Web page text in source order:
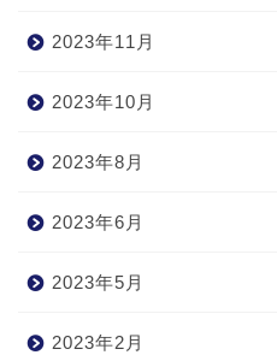
2023年11月
2023年10月
2023年8月
2023年6月
2023年5月
2023年2月